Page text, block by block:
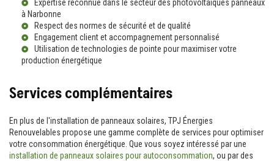
Expertise reconnue dans le secteur des photovoltaiques panneaux
à Narbonne
Respect des normes de sécurité et de qualité
Engagement client et accompagnement personnalisé
Utilisation de technologies de pointe pour maximiser votre
production énergétique
Services complémentaires
En plus de l'installation de panneaux solaires, TPJ Énergies
Renouvelables propose une gamme complète de services pour optimiser
votre consommation énergétique. Que vous soyez intéressé par une
installation de panneaux solaires pour autoconsommation, ou par des